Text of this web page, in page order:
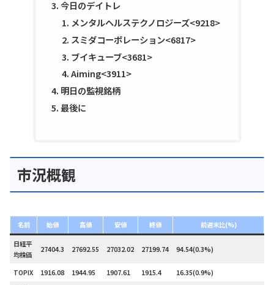
今日のデイトレ
メンタルヘルステクノロジーズ<9218>
スミダコーポレーション<6817>
ブイキューブ<3681>
Aiming<3911>
明日の監視銘柄
最後に
市況概観
名前 始値 高値 安値 終値 前週末比(%)
日経平
均株価
27404.3 27692.55 27032.02 27199.74 94.54(0.3%)
TOPIX 1916.08 1944.95 1907.61 1915.4 16.35(0.9%)